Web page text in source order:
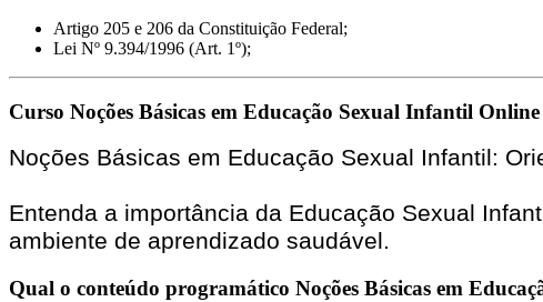
Artigo 205 e 206 da Constituição Federal;
Lei Nº 9.394/1996 (Art. 1º);
Curso Noções Básicas em Educação Sexual Infantil
Noções Básicas em Educação Sexual Infantil:
Entenda a importância da Educação Sexual
ambiente de aprendizado saudável.
Qual o conteúdo programático Noções Básicas em